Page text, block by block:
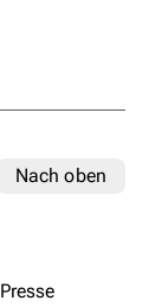
Nach oben
Presse